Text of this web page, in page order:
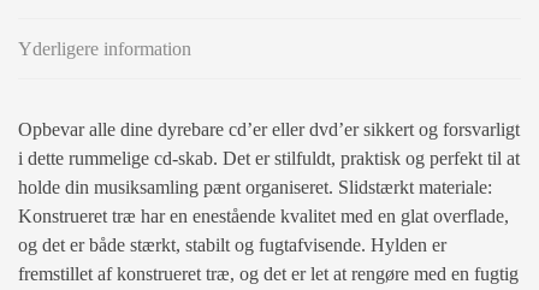
Yderligere information
Opbevar alle dine dyrebare cd’er eller dvd’er sikkert og forsvarligt
i dette rummelige cd-skab. Det er stilfuldt, praktisk og perfekt til at
holde din musiksamling pænt organiseret. Slidstærkt materiale:
Konstrueret træ har en enestående kvalitet med en glat overflade,
og det er både stærkt, stabilt og fugtafvisende. Hylden er
fremstillet af konstrueret træ, og det er let at rengøre med en fugtig